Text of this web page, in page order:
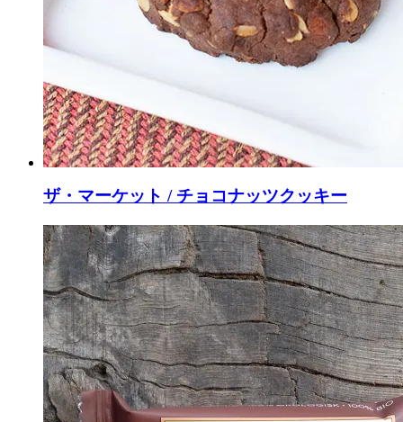
ザ・マーケット / チョコナッツクッキー